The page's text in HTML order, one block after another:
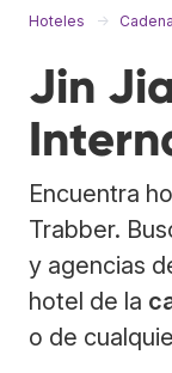
Hoteles
Jin
Encuentra
Trabber.
y agencias
hotel de la
o de